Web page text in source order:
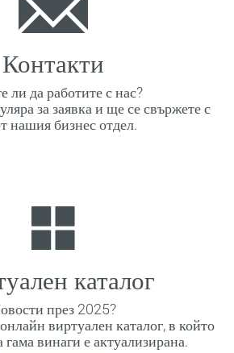
Контакти
ли да работите с нас?
за заявка и ще се свържете с
нашия бизнес отдел.
каталог
през 2025?
виртуален каталог, в който
гама винаги е актуализирана.